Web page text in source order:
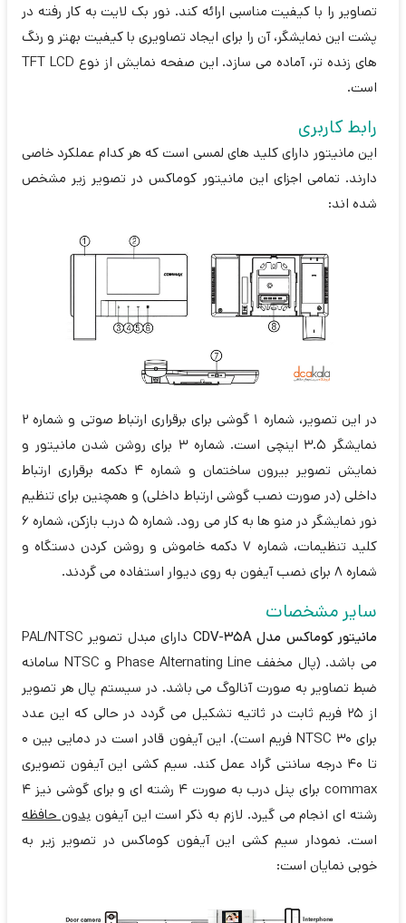
تصاویر را با کیفیت مناسبی ارائه کند. نور بک لایت به کار رفته در
پشت این نمایشگر، آن را برای ایجاد تصاویری با کیفیت بهتر و رنگ
های زنده تر، آماده می سازد. این صفحه نمایش از نوع TFT LCD
است.
رابط کاربری
این مانیتور دارای کلید های لمسی است که هر کدام عملکرد خاصی
دارند. تمامی اجزای این مانیتور کوماکس در تصویر زیر مشخص
شده اند:
در این تصویر، شماره 1 گوشی برای برقراری ارتباط صوتی و شماره 2
نمایشگر 3.5 اینچی است. شماره 3 برای روشن شدن مانیتور و
نمایش تصویر بیرون ساختمان و شماره 4 دکمه برقراری ارتباط
داخلی (در صورت نصب گوشی ارتباط داخلی) و همچنین برای تنظیم
نور نمایشگر در منو ها به کار می رود. شماره 5 درب بازکن، شماره 6
کلید تنظیمات، شماره 7 دکمه خاموش و روشن کردن دستگاه و
شماره 8 برای نصب آیفون به روی دیوار استفاده می گردند.
سایر مشخصات
مانیتور کوماکس مدل CDV-35A
دارای مبدل تصویر PAL/NTSC
می باشد. (پال مخفف Phase Alternating Line و NTSC سامانه
ضبط تصاویر به صورت آنالوگ می باشد. در سیستم پال هر تصویر
از 25 فریم ثابت در ثاتیه تشکیل می گردد در حالی که این عدد
برای NTSC 30 فریم است). این آیفون قادر است در دمایی بین 0
تا 40 درجه سانتی گراد عمل کند. سیم کشی این آیفون تصویری
commax برای پنل درب به صورت 4 رشته ای و برای گوشی نیز 4
رشته ای انجام می گیرد. لازم به ذکر است این آیفونبدون حافظه
است. نمودار سیم کشی این آیفون کوماکس در تصویر زیر به
خوبی نمایان است: